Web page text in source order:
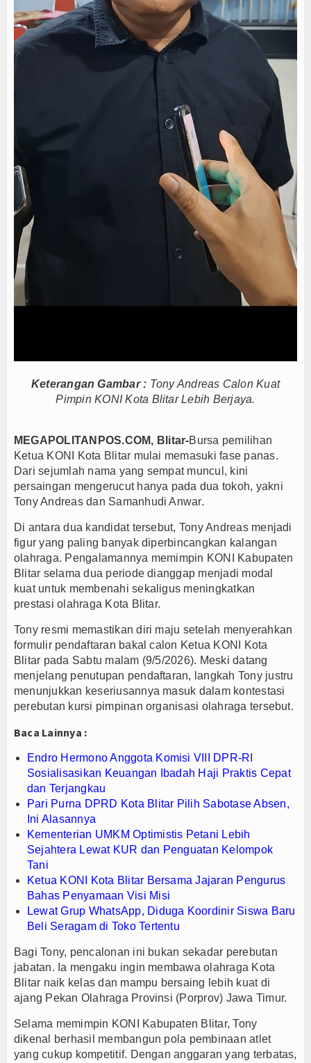
APBD Majalengka 2026 Naik Jadi Rp 3,14 Triliun,
Persib Gagal Juara, Ateng Sutisna Ajak
Bupati Majalengka Ajak Ribuan Bobotoh Doakan
Ateng Sutisna Satukan Ribuan Bobotoh, Nobar
SIAL Food & Drinks Indonesia 2026 Perkuat
Kapolres Majalengka Ajak Bobotoh Junjung
Munjirin Panen Padi Ciherang di Cakung, Urban
PTPN I Ubah Aset Jadi Mesin Pertumbuhan,
Interupsi PDIP Warnai Paripurna APBD
Bupati Majalengka Beberkan Hasil Paripurna
Keterangan Gambar : Tony Andreas Calon Kuat
Pimpin KONI Kota Blitar Lebih Berjaya.
MEGAPOLITANPOS.COM, Blitar-Bursa pemilihan
Ketua KONI Kota Blitar mulai memasuki fase panas.
Dari sejumlah nama yang sempat muncul, kini
persaingan mengerucut hanya pada dua tokoh, yakni
Tony Andreas dan Samanhudi Anwar.
Di antara dua kandidat tersebut, Tony Andreas menjadi
figur yang paling banyak diperbincangkan kalangan
olahraga. Pengalamannya memimpin KONI Kabupaten
Blitar selama dua periode dianggap menjadi modal
kuat untuk membenahi sekaligus meningkatkan
prestasi olahraga Kota Blitar.
Tony resmi memastikan diri maju setelah menyerahkan
formulir pendaftaran bakal calon Ketua KONI Kota
Blitar pada Sabtu malam (9/5/2026). Meski datang
menjelang penutupan pendaftaran, langkah Tony justru
menunjukkan keseriusannya masuk dalam kontestasi
perebutan kursi pimpinan organisasi olahraga tersebut.
Baca Lainnya :
Endro Hermono Anggota Komisi VIII DPR-RI
Sosialisasikan Keuangan Ibadah Haji Praktis Cepat
dan Terjangkau
Pari Purna DPRD Kota Blitar Pilih Sabotase Absen,
Ini Alasannya
Kementerian UMKM Optimistis Petani Lebih
Sejahtera Lewat KUR dan Penguatan Kelompok
Tani
Ketua KONI Kota Blitar Bersama Jajaran Pengurus
Bahas Penyamaan Visi Misi
Lewat Grup WhatsApp, Diduga Koordinir Siswa Baru
Beli Seragam di Toko Tertentu
Bagi Tony, pencalonan ini bukan sekadar perebutan
jabatan. Ia mengaku ingin membawa olahraga Kota
Blitar naik kelas dan mampu bersaing lebih kuat di
ajang Pekan Olahraga Provinsi (Porprov) Jawa Timur.
Selama memimpin KONI Kabupaten Blitar, Tony
dikenal berhasil membangun pola pembinaan atlet
yang cukup kompetitif. Dengan anggaran yang terbatas,